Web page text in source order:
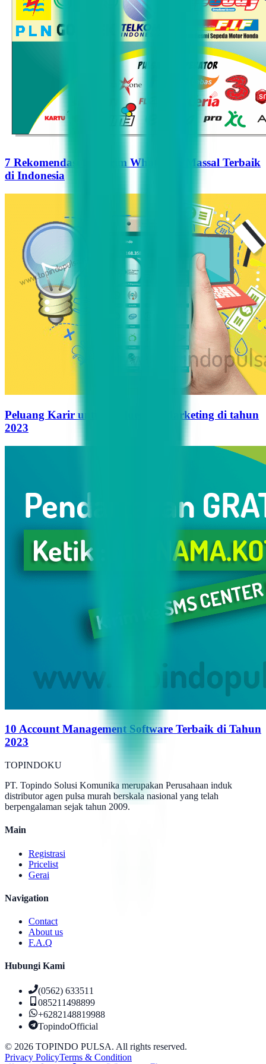
7 Rekomendasi Pengirim WhatsApp Massal Terbaik
di Indonesia
Peluang Karir untuk Influencer Marketing di tahun
2023
10 Account Management Software Terbaik di Tahun
2023
TOPINDOKU
PT. Topindo Solusi Komunika merupakan Perusahaan induk
distributor agen pulsa murah berskala nasional yang telah
berpengalaman sejak tahun 2009.
Main
Registrasi
Pricelist
Gerai
Navigation
Contact
About us
F.A.Q
Hubungi Kami
(0562) 633511
085211498899
+6282148819988
TopindoOfficial
© 2026 TOPINDO PULSA. All rights reserved.
Privacy PolicyTerms & Condition